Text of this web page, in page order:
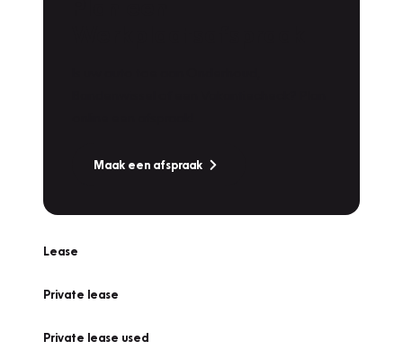
Maak een afspraak
Lease
Private lease
Private lease used